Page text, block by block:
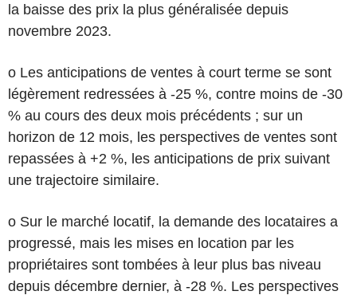
la baisse des prix la plus généralisée depuis
novembre 2023.
o Les anticipations de ventes à court terme se sont
légèrement redressées à -25 %, contre moins de -30
% au cours des deux mois précédents ; sur un
horizon de 12 mois, les perspectives de ventes sont
repassées à +2 %, les anticipations de prix suivant
une trajectoire similaire.
o Sur le marché locatif, la demande des locataires a
progressé, mais les mises en location par les
propriétaires sont tombées à leur plus bas niveau
depuis décembre dernier, à -28 %. Les perspectives